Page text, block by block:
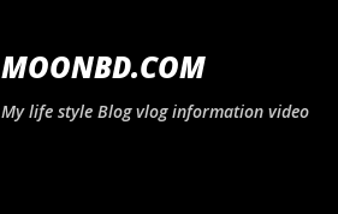
MOONBD.COM
My life style Blog vlog information video